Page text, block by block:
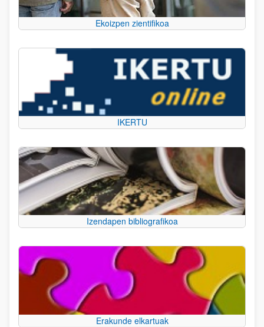
Ekoizpen zientifikoa
IKERTU
Izendapen bibliografikoa
Erakunde elkartuak